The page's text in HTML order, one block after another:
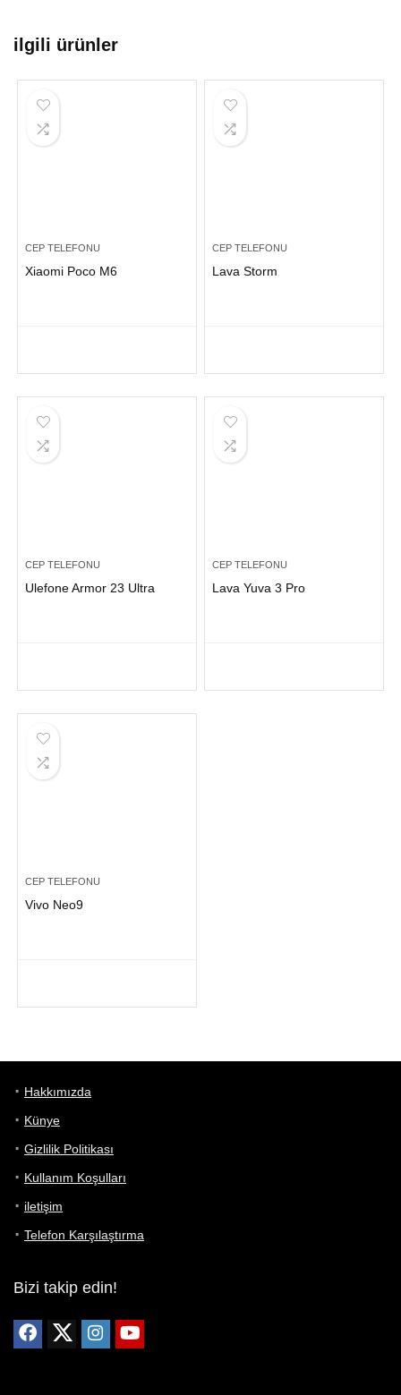
ilgili ürünler
CEP TELEFONU
Xiaomi Poco M6
CEP TELEFONU
Lava Storm
CEP TELEFONU
Ulefone Armor 23 Ultra
CEP TELEFONU
Lava Yuva 3 Pro
CEP TELEFONU
Vivo Neo9
Hakkımızda
Künye
Gizlilik Politikası
Kullanım Koşulları
iletişim
Telefon Karşılaştırma
Bizi takip edin!